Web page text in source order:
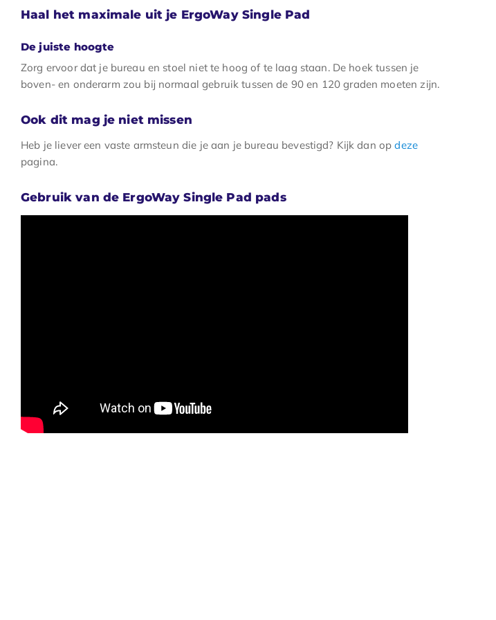
Haal het maximale uit je ErgoWay Single Pad
De juiste hoogte
Zorg ervoor dat je bureau en stoel niet te hoog of te laag staan. De hoek tussen je
boven- en onderarm zou bij normaal gebruik tussen de 90 en 120 graden moeten zijn.
Ook dit mag je niet missen
Heb je liever een vaste armsteun die je aan je bureau bevestigd? Kijk dan opdeze
pagina.
Gebruik van de ErgoWay Single Pad pads